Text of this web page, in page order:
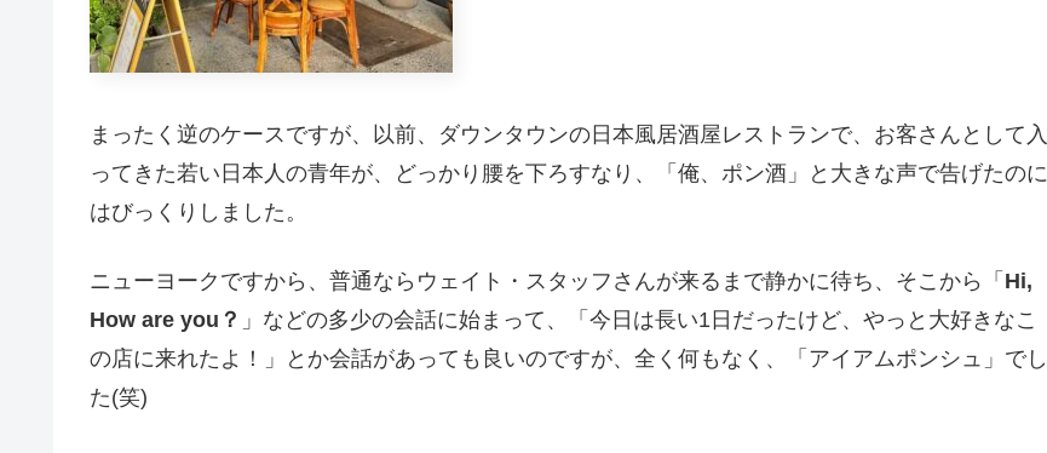
まったく逆のケースですが、以前、ダウンタウンの日本風居酒屋レストランで、お客さんとして入
ってきた若い日本人の青年が、どっかり腰を下ろすなり、「俺、ポン酒」と大きな声で告げたのに
はびっくりしました。
ニューヨークですから、普通ならウェイト・スタッフさんが来るまで静かに待ち、そこから「 Hi,
How are you？ 」などの多少の会話に始まって、「今日は長い1日だったけど、やっと大好きなこ
の店に来れたよ！」とか会話があっても良いのですが、全く何もなく、「アイアムポンシュ」でし
た(笑)